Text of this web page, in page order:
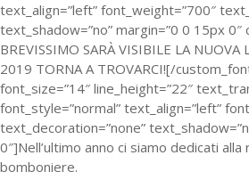
text_align=”left” font_weight=”700″
text_shadow=”no” margin=”0 0 15px 0″
BREVISSIMO SARÀ VISIBILE LA NUOVA
2019 TORNA A TROVARCI![/
font_size=”14″ line_height=”22″
font_style=”normal” text_align=”left”
text_decoration=”none”
0″]Nell’ultimo anno ci siamo dedicati alla
bomboniere.